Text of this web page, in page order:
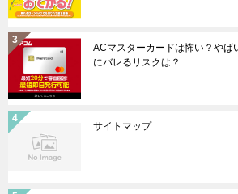
ACマスターカードは怖い？やば
にバレるリスクは？
サイトマップ